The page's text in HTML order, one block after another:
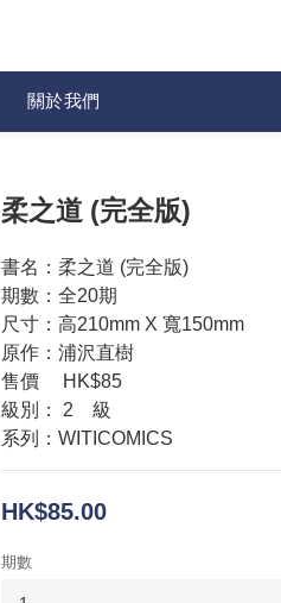
關於我們
柔之道 (完全版)
書名：柔之道 (完全版)
期數：全20期
尺寸：高210mm X 寬150mm
原作：浦沢直樹
售價　 HK$85
級別： 2　級
系列：WITICOMICS
HK$85.00
期數